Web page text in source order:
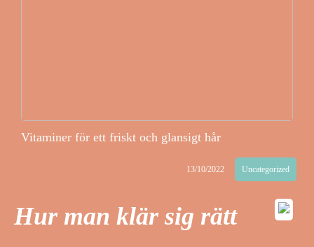
Vitaminer för ett friskt och glansigt hår
13/10/2022 Uncategorized
Hur man klär sig rätt